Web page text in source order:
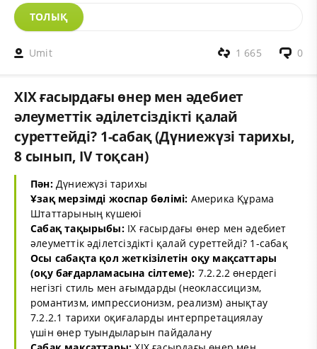
ТОЛЫҚ
Umit 0
1 665
XІX ғасырдағы өнер мен әдебиет
әлеуметтік әділетсіздікті қалай
суреттейді? 1-сабақ (Дүниежүзі тарихы,
8 сынып, IV тоқсан)
Пән:Дүниежүзі тарихы
Ұзақ мерзімді жоспар бөлімі: Америка Құрама
Штаттарының күшеюі
Сабақ тақырыбы:ІX ғасырдағы өнер мен әдебиет
әлеуметтік әділетсіздікті қалай суреттейді? 1-сабақ
Осы сабақта қол жеткізілетін оқу мақсаттары
(оқу бағдарламасына сілтеме): 7.2.2.2 өнердегі
негізгі стиль мен ағымдарды (неоклассицизм,
романтизм, импрессионизм, реализм) анықтау
7.2.2.1 тарихи оқиғаларды интерпретациялау
үшін өнер туындыларын пайдалану